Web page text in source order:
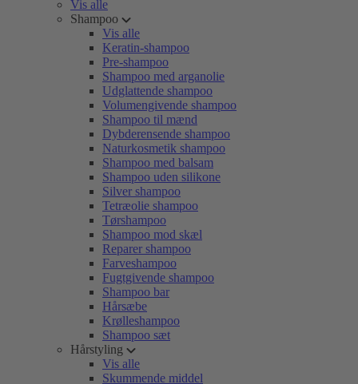
Vis alle
Shampoo
Vis alle
Keratin-shampoo
Pre-shampoo
Shampoo med arganolie
Udglattende shampoo
Volumengivende shampoo
Shampoo til mænd
Dybderensende shampoo
Naturkosmetik shampoo
Shampoo med balsam
Shampoo uden silikone
Silver shampoo
Tetræolie shampoo
Tørshampoo
Shampoo mod skæl
Reparer shampoo
Farveshampoo
Fugtgivende shampoo
Shampoo bar
Hårsæbe
Krølleshampoo
Shampoo sæt
Hårstyling
Vis alle
Skummende middel